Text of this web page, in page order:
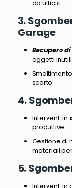
da ufficio.
3.
Garage
Recupero
oggetti
scarto.
4.
Interventi in
produttive.
Gestione di
materiali
5.
Interventi in